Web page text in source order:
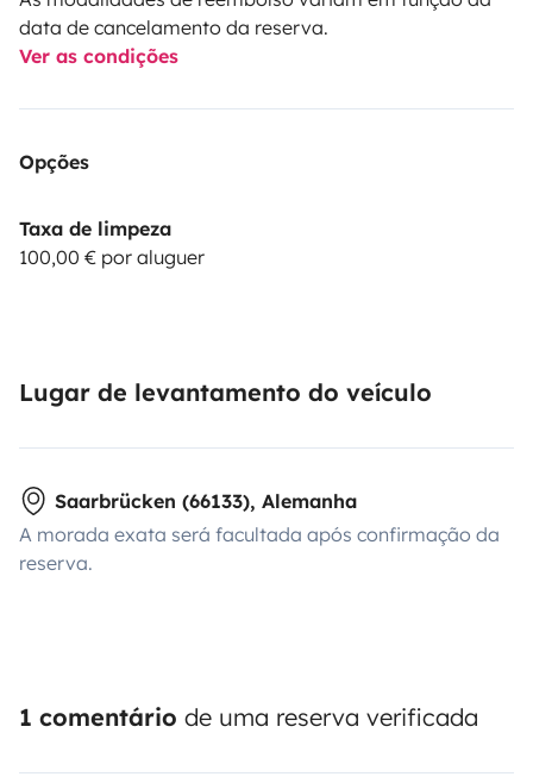
data de cancelamento da reserva.
Ver as condições
Opções
Taxa de limpeza
100,00 € por aluguer
Lugar de levantamento do veículo
Saarbrücken (66133), Alemanha
A morada exata será facultada após confirmação da
reserva.
1 comentário de uma reserva verificada